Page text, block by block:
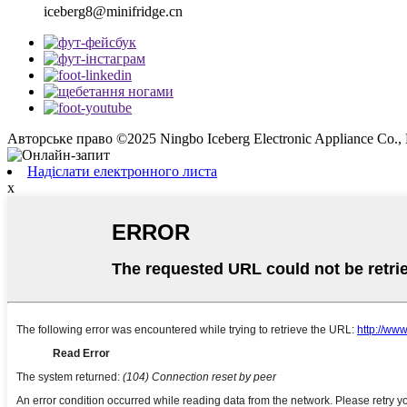
iceberg8@minifridge.cn
Авторське право ©2025 Ningbo Iceberg Electronic Appliance Co.,
Надіслати електронного листа
x